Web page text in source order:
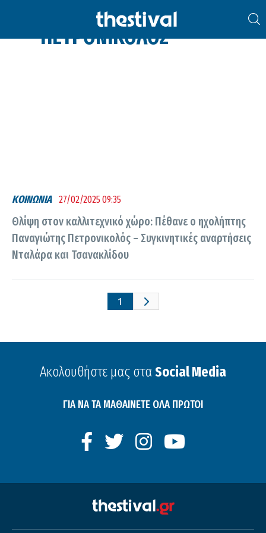
ΠΑΝΑΓΙΏΤΗΣ
ΠΕΤΡΟΝΙΚΟΛΌΣ
ΚΟΙΝΩΝΙΑ 27/02/2025 09:35
Θλίψη στον καλλιτεχνικό χώρο: Πέθανε ο ηχολήπτης
Παναγιώτης Πετρονικολός – Συγκινητικές αναρτήσεις
Νταλάρα και Τσανακλίδου
1
Ακολουθήστε μας στα Social Media
ΓΙΑ ΝΑ ΤΑ ΜΑΘΑΙΝΕΤΕ ΟΛΑ ΠΡΩΤΟΙ